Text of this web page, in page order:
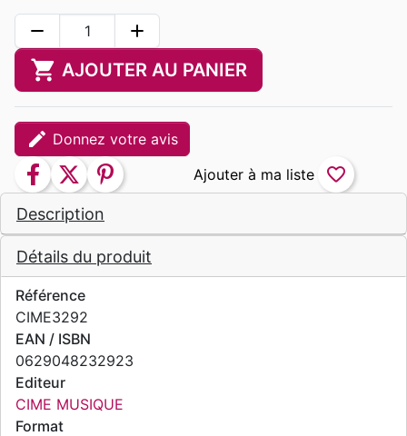
Description
Détails du produit
Référence
CIME3292
EAN / ISBN
0629048232923
Editeur
CIME MUSIQUE
Format
remove add
shopping_cart AJOUTER AU PANIER
edit Donnez votre avis
facebook twitter pinterest favorite_border